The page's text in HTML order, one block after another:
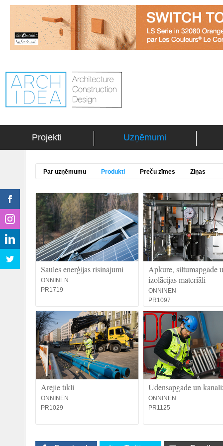
Projekti Uzņēmumi
Par uzņēmumu Produkti Preču zīmes Ziņas
Saules enerģijas risinājumi
ONNINEN
PR1719
Apkure, siltumapgāde
izolācijas materiāli
ONNINEN
PR1097
Ārējie tīkli
ONNINEN
PR1029
Ūdensapgāde un
ONNINEN
PR1125